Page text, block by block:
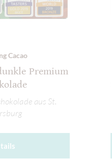
Cacao
Premium
aus St.